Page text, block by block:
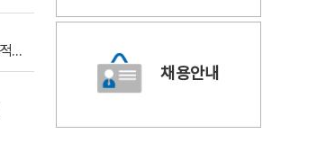
[위탁연구] 학습데이터 거래 시장의 보상체계 확립을 위한 법·제도적 검토 방안 연구
채용안내